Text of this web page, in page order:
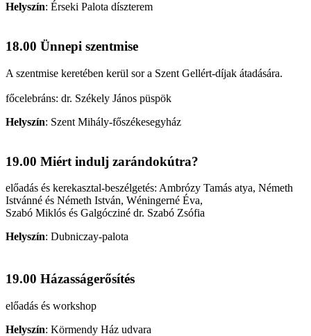
Helyszín: Érseki Palota díszterem
18.00 Ünnepi szentmise
A szentmise keretében kerül sor a Szent Gellért-díjak átadására.
főcelebráns: dr. Székely János püspök
Helyszín: Szent Mihály-főszékesegyház
19.00 Miért indulj zarándokútra?
előadás és kerekasztal-beszélgetés: Ambrózy Tamás atya, Németh
Istvánné és Németh István, Wéningerné Éva,
Szabó Miklós és Galgócziné dr. Szabó Zsófia
Helyszín: Dubniczay-palota
19.00 Házasságerősítés
előadás és workshop
Helyszín: Körmendy Ház udvara